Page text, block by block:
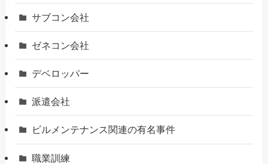
サブコン会社
ゼネコン会社
デベロッパー
派遣会社
ビルメンテナンス関連の有名事件
職業訓練